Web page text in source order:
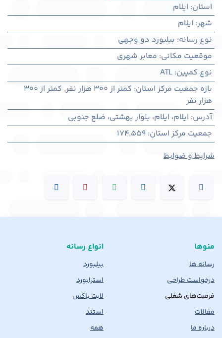
استان: ایلام
شهر: ايلام
نوع رسانه: بیلبورد دو وجهی
موقعیت مکانی: معابر شهری
نوع کمپین:
ATL
بازه جمعیت مرکز استان: کمتر از ۳۰۰ هزار نفر ,
کمتر از ۳۰۰
هزار نفر
آدرس: ايلام، ايلام، بلوار بهشتی، ضلع جنوبی
جمعیت مرکز استان:
174,559
شرایط و ضوابط
منوها
رسانه ها
درخواست طراحی
فرصت‌های شغلی
مقالات
درباره ما
انواع رسانه
بیلبورد
استرابورد
لایت باکس
استند
همه